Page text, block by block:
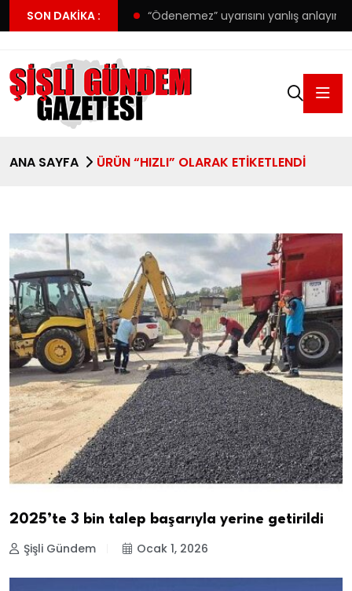
SON DAKIKA :
forma detayı “Ödenemez” uyarısını yanlış anlayınca
ANA SAYFA ÜRÜN “HIZLI” OLARAK ETIKETLENDI
2025’te 3 bin talep başarıyla yerine getirildi
Şişli Gündem Ocak 1, 2026